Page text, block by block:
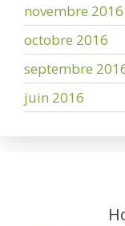
novembre 2016
octobre 2016
septembre
juin 2016